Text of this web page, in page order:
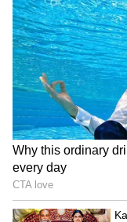
Unlucky Football
వేస్ట్.. వరల్డ్ కప్
లెజెండరీ ఫుట్‌బాలర్లు
3
6
Image Credit :X/BCCI